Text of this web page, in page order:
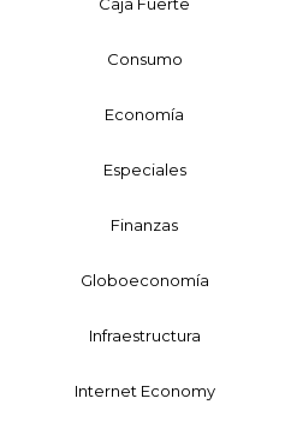
Consumo
Economía
Especiales
Finanzas
Globoeconomía
Infraestructura
Internet Economy